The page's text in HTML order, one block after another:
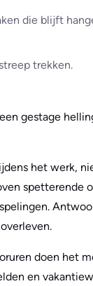
die blijft
trekken.
gestage
het werk,
spetterende
doen het
en